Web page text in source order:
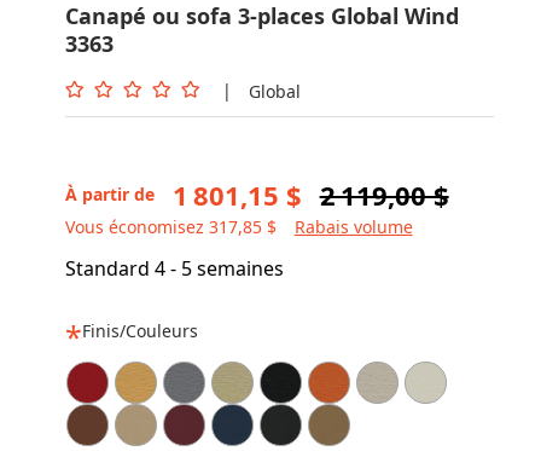
Canapé ou sofa 3-places Global Wind
3363
| Global
À partir de 1 801,15 $ 2 119,00 $
Vous économisez 317,85 $ Rabais volume
Standard 4 - 5 semaines
Finis/Couleurs